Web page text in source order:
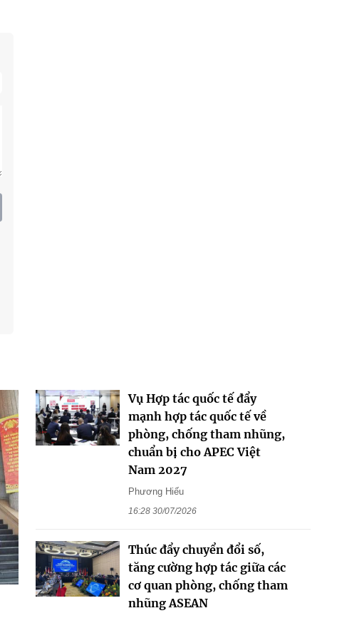
Vụ Hợp tác quốc tế đẩy
mạnh hợp tác quốc tế về
phòng, chống tham nhũng,
chuẩn bị cho APEC Việt
Nam 2027
Phương Hiếu
16:28 30/07/2026
Thúc đẩy chuyển đổi số,
tăng cường hợp tác giữa các
cơ quan phòng, chống tham
nhũng ASEAN